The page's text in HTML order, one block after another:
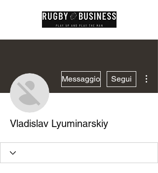
Messaggio Segui
Vladislav Lyuminarskiy